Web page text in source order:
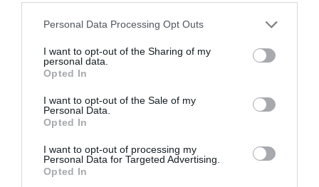
Please note that this website/app uses one or more Google
not limited to your visit or usage behaviour. You may click to
grant or deny consent to Google and its third-party tags to
use your data for below specified purposes in below Google
consent section.
Personal Data Processing Opt Outs
I want to opt-out of the Sharing of my
personal data.
Opted In
I want to opt-out of the Sale of my
Personal Data.
Opted In
I want to opt-out of processing my
Personal Data for Targeted Advertising.
Opted In
υποχρεωτική αργία – Τι ισχύει
για τους εργαζόμενους
Χάος στην Εύβοια: Ουρά
χιλιομέτρων μέσα στον Αύγουστο
– «Κινδυνεύουμε να χάσουμε το
πλοίο!»
09.08.2026 | 16:20
Σοκ στην Εύβοια:
Πάτησε σε ένα link για
10 ευρώ και έχασε
χιλιάδες
Εύβοια: Όλο το χωριό
ενώνεται για το
«στιφάδο της